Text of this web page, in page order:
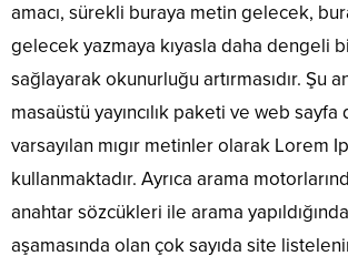
amacı, sürekli buraya metin gelecek,
gelecek yazmaya kıyasla daha dengeli
sağlayarak okunurluğu artırmasıdır. Şu
masaüstü yayıncılık paketi ve web
varsayılan mıgır metinler olarak Lorem
kullanmaktadır. Ayrıca arama
anahtar sözcükleri ile arama
aşamasında olan çok sayıda site